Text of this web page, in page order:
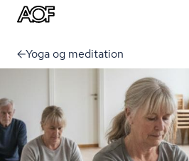
Yoga og meditation